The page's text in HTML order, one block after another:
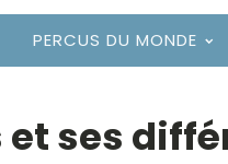
PERCUS DU MONDE
ses